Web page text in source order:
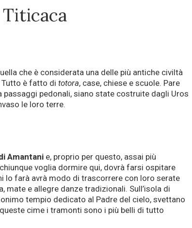
Titicaca
che è considerata una delle più antiche civiltà
Tutto è fatto di totora, case, chiese e scuole. Pare
pedonali, siano state costruite dagli Uros
le loro terre.
Amantani e, proprio per questo, assai più
voglia dormire qui, dovrà farsi ospitare
lo farà avrà modo di trascorrere con loro serate
mate e allegre danze tradizionali. Sull’isola di
tempio dedicato al Padre del cielo, svettano
cime i tramonti sono i più belli di tutto